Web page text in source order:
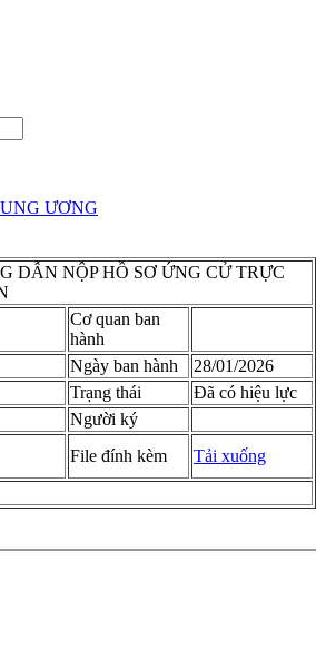
ƯƠNG
DẪN NỘP HỒ SƠ ỨNG CỬ TRỰC
Cơ quan ban
hành
Ngày ban hành
28/01/2026
Trạng thái
Đã có hiệu lực
Người ký
File đính kèm
Tải xuống